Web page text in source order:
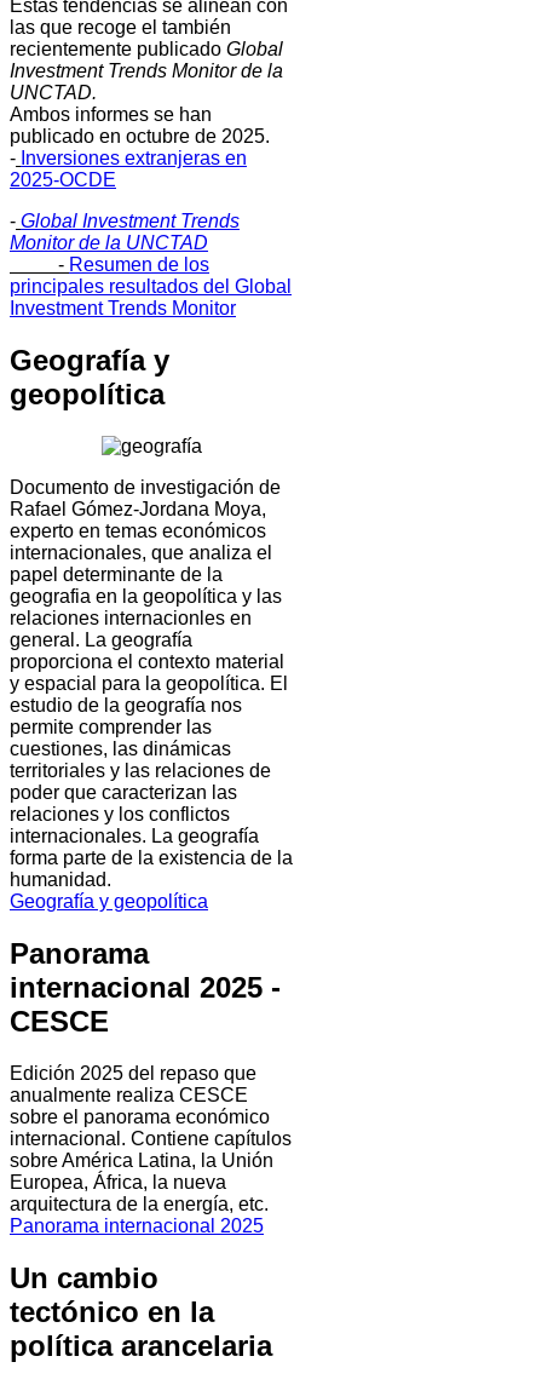
Estas tendencias se alinean con
las que recoge el también
recientemente publicado Global
Investment Trends Monitor de la
UNCTAD.
Ambos informes se han
publicado en octubre de 2025.
- Inversiones extranjeras en
2025-OCDE
- Global Investment Trends
Monitor de la UNCTAD
- Resumen de los
principales resultados del Global
Investment Trends Monitor
Geografía y
geopolítica
Documento de investigación de
Rafael Gómez-Jordana Moya,
experto en temas económicos
internacionales, que analiza el
papel determinante de la
geografia en la geopolítica y las
relaciones internacionles en
general. La geografía
proporciona el contexto material
y espacial para la geopolítica. El
estudio de la geografía nos
permite comprender las
cuestiones, las dinámicas
territoriales y las relaciones de
poder que caracterizan las
relaciones y los conflictos
internacionales. La geografía
forma parte de la existencia de la
humanidad.
Geografía y geopolítica
Panorama
internacional 2025 -
CESCE
Edición 2025 del repaso que
anualmente realiza CESCE
sobre el panorama económico
internacional. Contiene capítulos
sobre América Latina, la Unión
Europea, África, la nueva
arquitectura de la energía, etc.
Panorama internacional 2025
Un cambio
tectónico en la
política arancelaria